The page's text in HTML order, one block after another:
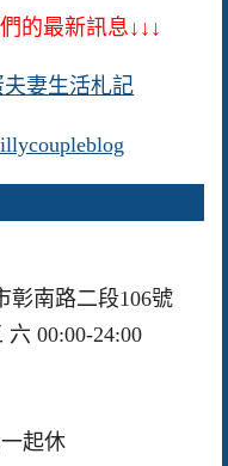
的最新訊息↓↓↓
夫妻生活札記
彰南路二段106號
00:00-24:00
起休